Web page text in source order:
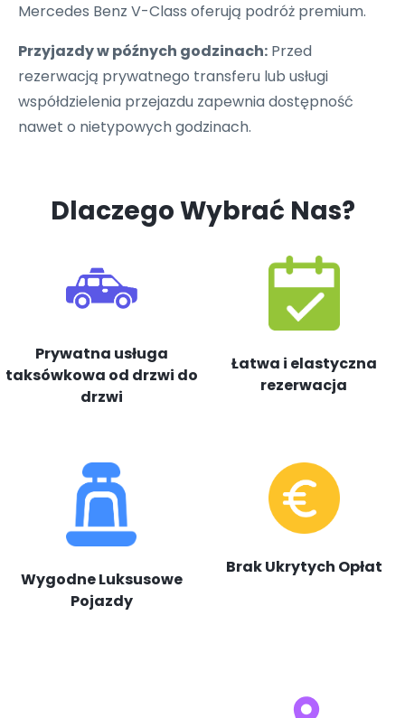
Mercedes Benz V-Class oferują podróż premium.
Przyjazdy w późnych godzinach: Przed
rezerwacją prywatnego transferu lub usługi
współdzielenia przejazdu zapewnia dostępność
nawet o nietypowych godzinach.
Dlaczego Wybrać Nas?
Prywatna usługa
taksówkowa od drzwi do
drzwi
Łatwa i elastyczna
rezerwacja
Wygodne Luksusowe
Pojazdy
Brak Ukrytych Opłat